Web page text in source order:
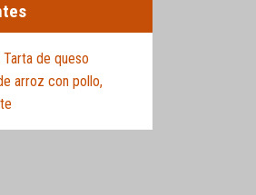
Tarta de queso
arroz con pollo,